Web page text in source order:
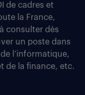
de cadres et
la France,
consulter dès
un poste dans
l’informatique,
de la finance, etc.